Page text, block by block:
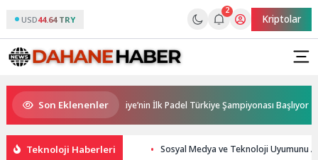
USD44.64 TRY
2
Kriptolar
Son Eklenenler
Sponsorluğunda Türkiye’nin İlk Padel Türkiye Şampiyonası Başlıyor
Teknoloji Haberleri Sosyal Medya ve Teknoloji Uyumunu